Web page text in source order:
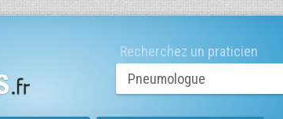
Recherchez un praticien